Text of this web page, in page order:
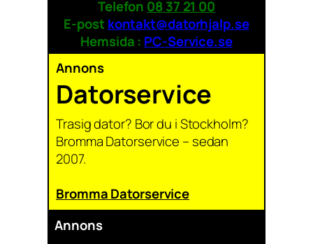
Telefon 08 37 21 00
E-post kontakt@datorhjalp.se
Hemsida : PC-Service.se
Annons
Datorservice
Trasig dator? Bor du i Stockholm?
Bromma Datorservice – sedan
2007.
Bromma Datorservice
Annons